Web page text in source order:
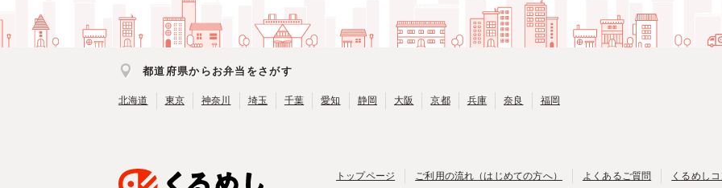
都道府県からお弁当をさがす
北海道 東京 神奈川 埼玉 千葉 愛知 静岡 大阪 京都 兵庫 奈良 福岡
トップページ ご利用の流れ（はじめての方へ） よくあるご質問 くるめし